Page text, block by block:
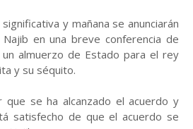
y mañana se anunciarán
en una breve conferencia de
almuerzo de Estado para el rey
y su séquito.
que se ha alcanzado el acuerdo y
satisfecho de que el acuerdo se